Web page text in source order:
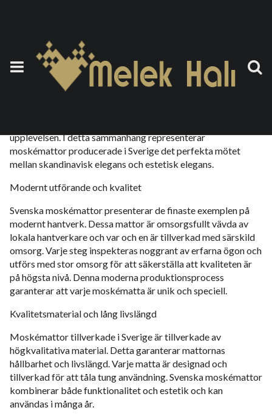
Moskémattan Sverige
6 Ekim 2023 by teoman
upplevelsen. I detta sammanhang representerar
moskémattor producerade i Sverige det perfekta mötet
mellan skandinavisk elegans och estetisk elegans.
Modernt utförande och kvalitet
Svenska moskémattor presenterar de finaste exemplen på
modernt hantverk. Dessa mattor är omsorgsfullt vävda av
lokala hantverkare och var och en är tillverkad med särskild
omsorg. Varje steg inspekteras noggrant av erfarna ögon och
utförs med stor omsorg för att säkerställa att kvaliteten är
på högsta nivå. Denna moderna produktionsprocess
garanterar att varje moskématta är unik och speciell.
Kvalitetsmaterial och lång livslängd
Moskémattor tillverkade i Sverige är tillverkade av
högkvalitativa material. Detta garanterar mattornas
hållbarhet och livslängd. Varje matta är designad och
tillverkad för att tåla tung användning. Svenska moskémattor
kombinerar både funktionalitet och estetik och kan
användas i många år.